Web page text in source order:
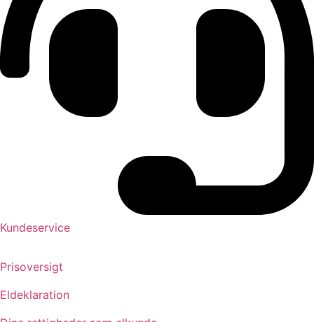
Kundeservice
Prisoversigt
Eldeklaration